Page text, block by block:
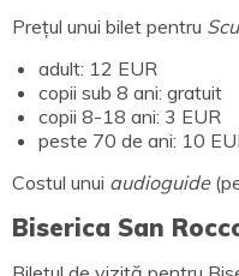
Prețul unui bilet pentru
adult: 12 EUR
copii sub 8 ani: gratuit
copii 8-18 ani: 3 EUR
peste 70 de ani: 10
Costul unui audioguide
Biserica San